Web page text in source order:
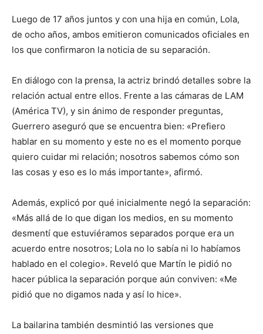
Luego de 17 años juntos y con una hija en común, Lola,
de ocho años, ambos emitieron comunicados oficiales en
los que confirmaron la noticia de su separación.
En diálogo con la prensa, la actriz brindó detalles sobre la
relación actual entre ellos. Frente a las cámaras de LAM
(América TV), y sin ánimo de responder preguntas,
Guerrero aseguró que se encuentra bien: «Prefiero
hablar en su momento y este no es el momento porque
quiero cuidar mi relación; nosotros sabemos cómo son
las cosas y eso es lo más importante», afirmó.
Además, explicó por qué inicialmente negó la separación:
«Más allá de lo que digan los medios, en su momento
desmentí que estuviéramos separados porque era un
acuerdo entre nosotros; Lola no lo sabía ni lo habíamos
hablado en el colegio». Reveló que Martín le pidió no
hacer pública la separación porque aún conviven: «Me
pidió que no digamos nada y así lo hice».
La bailarina también desmintió las versiones que